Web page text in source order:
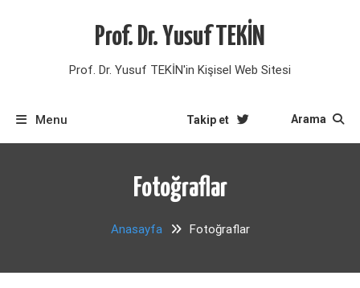
Prof. Dr. Yusuf TEKİN
Prof. Dr. Yusuf TEKİN'in Kişisel Web Sitesi
Menu Takip et Arama
Fotoğraflar
Anasayfa Fotoğraflar